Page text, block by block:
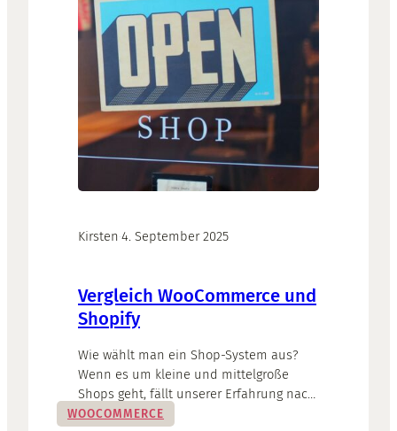
Kirsten·4. September 2025
Vergleich WooCommerce und
Shopify
Wie wählt man ein Shop-System aus?
Wenn es um kleine und mittelgroße
Shops geht, fällt unserer Erfahrung nach
die Wahl meistens auf eine von zwei
WOOCOMMERCE